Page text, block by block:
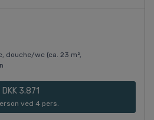
douche/wc (ca. 23 m²,
DKK 3.871
ved 4 pers.